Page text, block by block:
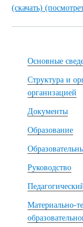
(скачать)
Основные
Структура и
организацией
Документы
Образование
Руководство
Материально-